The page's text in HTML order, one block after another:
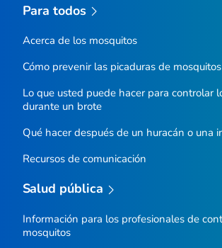
Para todos
Acerca de los mosquitos
Cómo prevenir las picaduras de mosquitos
Lo que usted puede hacer para controlar
durante un brote
Qué hacer después de un huracán o una
Recursos de comunicación
Salud pública
Información para los profesionales de
mosquitos